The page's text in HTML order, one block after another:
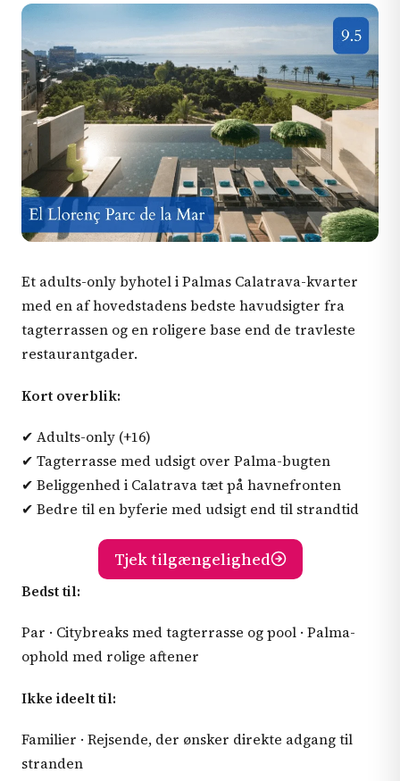
Et adults-only byhotel i Palmas Calatrava-kvarter
med en af hovedstadens bedste havudsigter fra
tagterrassen og en roligere base end de travleste
restaurantgader.
Kort overblik:
✔ Adults-only (+16)
✔ Tagterrasse med udsigt over Palma-bugten
✔ Beliggenhed i Calatrava tæt på havnefronten
✔ Bedre til en byferie med udsigt end til strandtid
Tjek tilgængelighed
Bedst til:
Par · Citybreaks med tagterrasse og pool · Palma-
ophold med rolige aftener
Ikke ideelt til:
Familier · Rejsende, der ønsker direkte adgang til
stranden